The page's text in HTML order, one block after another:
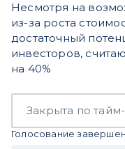
Несмотря на
из-за роста
достаточный
инвесторов,
на 40%
Закрыта по тайм-
Голосование